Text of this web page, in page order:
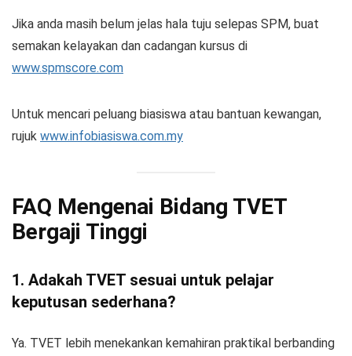
Jika anda masih belum jelas hala tuju selepas SPM, buat
semakan kelayakan dan cadangan kursus di
www.spmscore.com
Untuk mencari peluang biasiswa atau bantuan kewangan,
rujuk www.infobiasiswa.com.my
FAQ Mengenai Bidang TVET
Bergaji Tinggi
1. Adakah TVET sesuai untuk pelajar
keputusan sederhana?
Ya. TVET lebih menekankan kemahiran praktikal berbanding